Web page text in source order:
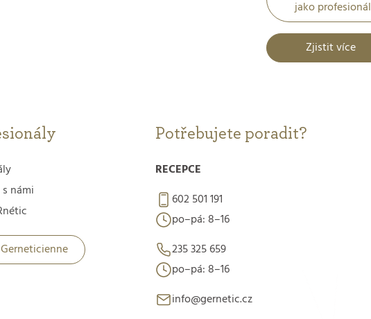
jako profesionál
Zjistit více
námi
Potřebujete poradit?
RECEPCE
602 501 191
po–pá: 8–16
235 325 659
po–pá: 8–16
info@gernetic.cz